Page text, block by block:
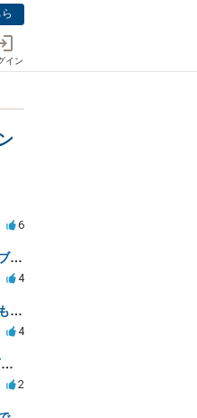
イン
6
プロ野球ゲームのもじり名使用、パブリシティ権の影響は？
4
誹謗中傷に当たる内容を投稿したかもしれない。開示請求や民事刑事裁判に発展しうるのか教えて欲しい。
4
LINEで会社批判、警察が立件する可能性は？
2